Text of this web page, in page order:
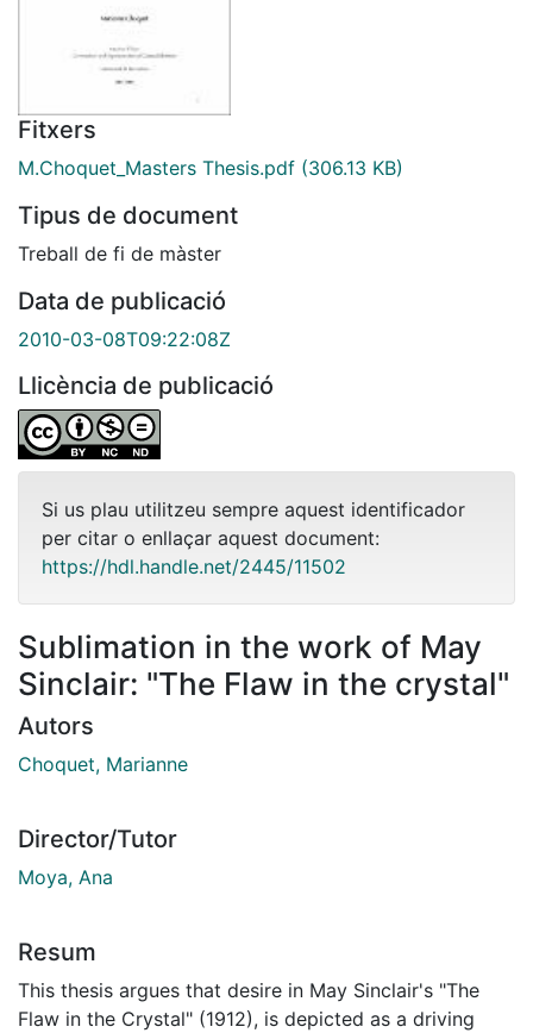
Fitxers
M.Choquet_Masters Thesis.pdf (306.13 KB)
Tipus de document
Treball de fi de màster
Data de publicació
2010-03-08T09:22:08Z
Llicència de publicació
Si us plau utilitzeu sempre aquest identificador
per citar o enllaçar aquest document:
https://hdl.handle.net/2445/11502
Sublimation in the work of May
Sinclair: "The Flaw in the crystal"
Autors
Choquet, Marianne
Director/Tutor
Moya, Ana
Resum
This thesis argues that desire in May Sinclair's "The
Flaw in the Crystal" (1912), is depicted as a driving